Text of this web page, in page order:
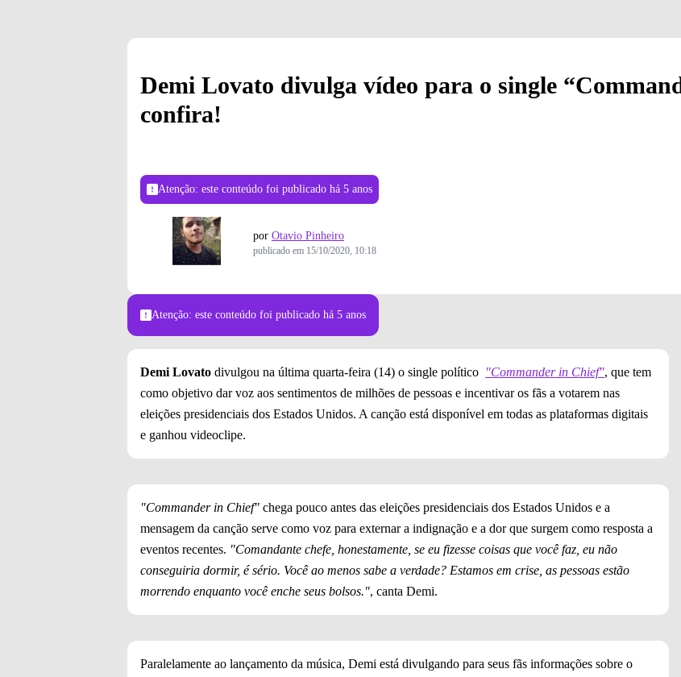
Demi Lovato divulga vídeo para o single
confira!
Atenção: este conteúdo foi publicado há 5 anos
por Otavio Pinheiro
publicado em 15/10/2020, 10:18
Atenção: este conteúdo foi publicado há 5 anos
Demi Lovato divulgou na última quarta-feira (14) o single político "Commander in Chief", que tem
como objetivo dar voz aos sentimentos de milhões de pessoas e incentivar os fãs a votarem nas
eleições presidenciais dos Estados Unidos. A canção está disponível em todas as plataformas digitais
e ganhou videoclipe.
"Commander in Chief" chega pouco antes das eleições presidenciais dos Estados Unidos e a
mensagem da canção serve como voz para externar a indignação e a dor que surgem como resposta a
eventos recentes. "Comandante chefe, honestamente, se eu fizesse coisas que você faz, eu não
conseguiria dormir, é sério. Você ao menos sabe a verdade? Estamos em crise, as pessoas estão
morrendo enquanto você enche seus bolsos.", canta Demi.
Paralelamente ao lançamento da música, Demi está divulgando para seus fãs informações sobre o